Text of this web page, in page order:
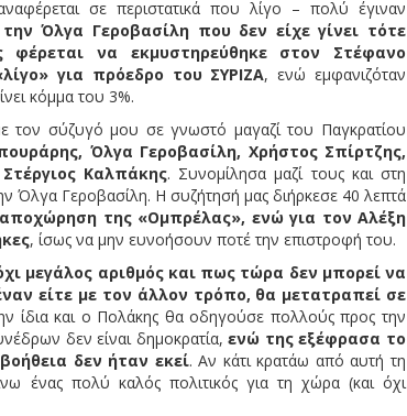
σε περιστατικά που λίγο – πολύ έγιναν
Όλγα Γεροβασίλη που δεν είχε γίνει τότε
να εκμυστηρεύθηκε στον Στέφανο
για πρόεδρο του ΣΥΡΙΖΑ, ενώ εμφανιζόταν
κόμμα του 3%.
τον σύζυγό μου σε γνωστό μαγαζί του Παγκρατίου
Όλγα Γεροβασίλη, Χρήστος Σπίρτζης,
Καλπάκης. Συνομίλησα μαζί τους και στη
Όλγα Γεροβασίλη. Η συζήτησή μας διήρκεσε 40 λεπτά
της «Ομπρέλας», ενώ για τον Αλέξη
, ίσως να μην ευνοήσουν ποτέ την επιστροφή του.
μεγάλος αριθμός και πως τώρα δεν μπορεί να
είτε με τον άλλον τρόπο, θα μετατραπεί σε
ίδια και ο Πολάκης θα οδηγούσε πολλούς προς την
δεν είναι δημοκρατία,ενώ της εξέφρασα το
δεν ήταν εκεί. Αν κάτι κρατάω από αυτή τη
ένας πολύ καλός πολιτικός για τη χώρα (και όχι